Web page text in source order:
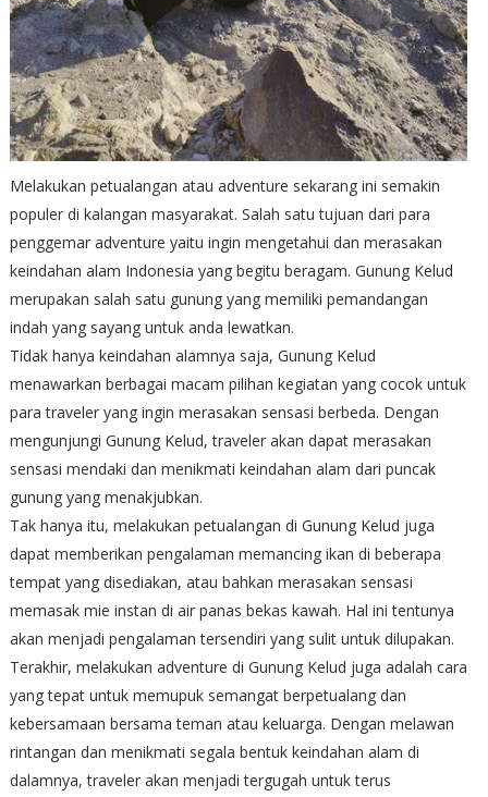
Melakukan petualangan atau adventure sekarang ini semakin
populer di kalangan masyarakat. Salah satu tujuan dari para
penggemar adventure yaitu ingin mengetahui dan merasakan
keindahan alam Indonesia yang begitu beragam. Gunung Kelud
merupakan salah satu gunung yang memiliki pemandangan
indah yang sayang untuk anda lewatkan.
Tidak hanya keindahan alamnya saja, Gunung Kelud
menawarkan berbagai macam pilihan kegiatan yang cocok untuk
para traveler yang ingin merasakan sensasi berbeda. Dengan
mengunjungi Gunung Kelud, traveler akan dapat merasakan
sensasi mendaki dan menikmati keindahan alam dari puncak
gunung yang menakjubkan.
Tak hanya itu, melakukan petualangan di Gunung Kelud juga
dapat memberikan pengalaman memancing ikan di beberapa
tempat yang disediakan, atau bahkan merasakan sensasi
memasak mie instan di air panas bekas kawah. Hal ini tentunya
akan menjadi pengalaman tersendiri yang sulit untuk dilupakan.
Terakhir, melakukan adventure di Gunung Kelud juga adalah cara
yang tepat untuk memupuk semangat berpetualang dan
kebersamaan bersama teman atau keluarga. Dengan melawan
rintangan dan menikmati segala bentuk keindahan alam di
dalamnya, traveler akan menjadi tergugah untuk terus